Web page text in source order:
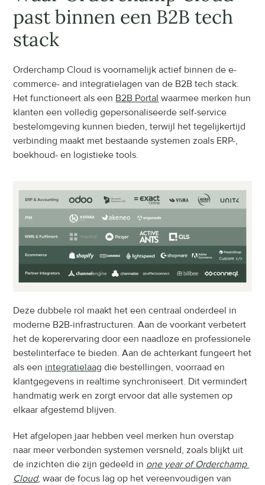
past binnen een B2B tech
stack
Orderchamp Cloud is voornamelijk actief binnen de e-
commerce- and integratielagen van de B2B tech stack.
Het functioneert als een B2B Portal waarmee merken hun
klanten een volledig gepersonaliseerde self-service
bestelomgeving kunnen bieden, terwijl het tegelijkertijd
verbinding maakt met bestaande systemen zoals ERP-,
boekhoud- en logistieke tools.
Deze dubbele rol maakt het een centraal onderdeel in
moderne B2B-infrastructuren. Aan de voorkant verbetert
het de koperervaring door een naadloze en professionele
bestelinterface te bieden. Aan de achterkant fungeert het
als een integratielaag die bestellingen, voorraad en
klantgegevens in realtime synchroniseert. Dit vermindert
handmatig werk en zorgt ervoor dat alle systemen op
elkaar afgestemd blijven.
Het afgelopen jaar hebben veel merken hun overstap
naar meer verbonden systemen versneld, zoals blijkt uit
de inzichten die zijn gedeeld in one year of Orderchamp
Cloud, waar de focus lag op het vereenvoudigen van